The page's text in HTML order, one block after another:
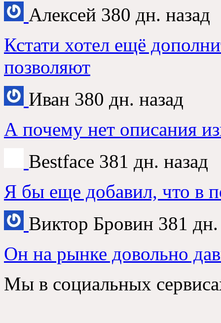
Алексей 380 дн. назад
Кстати хотел ещё
позволяют
Иван 380 дн. назад
А почему нет описания
Bestface 381 дн. назад
Я бы еще добавил, что в
Виктор Бровин 381 дн.
Он на рынке довольно
Мы в социальных